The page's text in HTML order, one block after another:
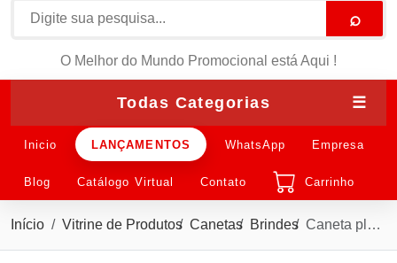
⌕
O Melhor do Mundo Promocional está Aqui !
Todas Categorias ☰
Inicio LANÇAMENTOS WhatsApp Empresa
Blog Catálogo Virtual Contato Carrinho
Início Vitrine de Produtos Canetas Brindes Caneta plástica com carga esferográfica azul e acionamento por clique X00807